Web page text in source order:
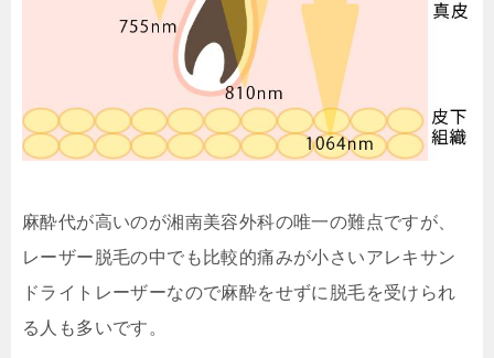
麻酔代が高いのが湘南美容外科の唯一の難点ですが、
レーザー脱毛の中でも比較的痛みが小さいアレキサン
ドライトレーザーなので麻酔をせずに脱毛を受けられ
る人も多いです。